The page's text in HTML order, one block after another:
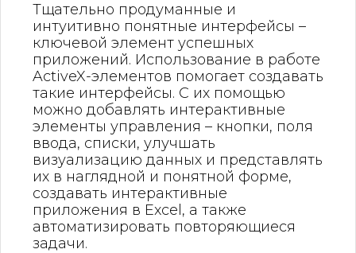
Тщательно продуманные и
интуитивно понятные интерфейсы –
ключевой элемент успешных
приложений. Использование в работе
ActiveX-элементов помогает создавать
такие интерфейсы. С их помощью
можно добавлять интерактивные
элементы управления – кнопки, поля
ввода, списки, улучшать
визуализацию данных и представлять
их в наглядной и понятной форме,
создавать интерактивные
приложения в Excel, а также
автоматизировать повторяющиеся
задачи.